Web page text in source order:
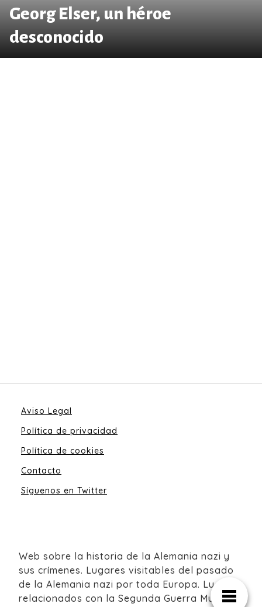
Georg Elser, un héroe
desconocido
Aviso Legal
Política de privacidad
Política de cookies
Contacto
Síguenos en Twitter
Web sobre la historia de la Alemania nazi y
sus crímenes. Lugares visitables del pasado
de la Alemania nazi por toda Europa. Lugares
relacionados con la Segunda Guerra Mundial